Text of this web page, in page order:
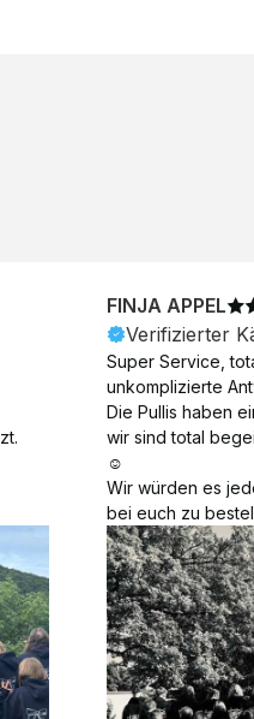
FINJA APPEL
Verifizierter
Super Service,
unkomplizierte
Die Pullis haben
wir sind total
☺️
Wir würden es
bei euch zu
es auch sofort
Vielen Dank für